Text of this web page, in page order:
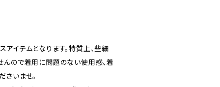
イテムとなります。特質上、些細
んので着用に問題のない使用感、着
さいませ。